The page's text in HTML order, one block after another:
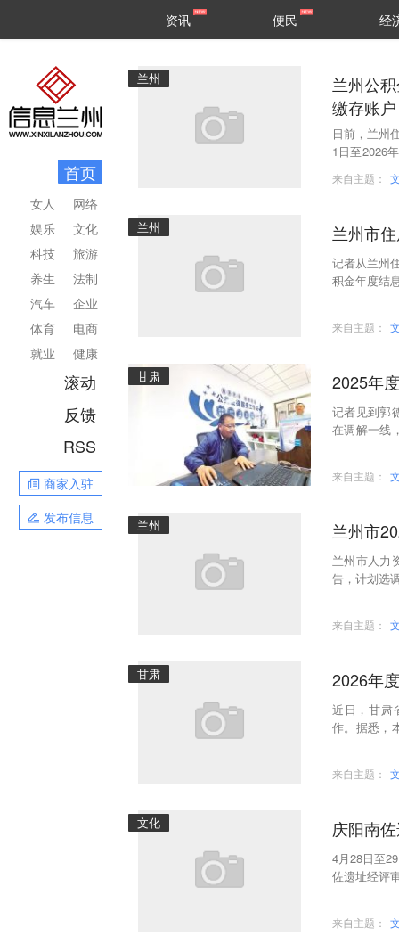
区县
资讯 便民 经
首页
网络
文化
旅游
法制
企业
电商
健康
女人
娱乐
科技
养生
汽车
体育
就业
滚动
反馈
RSS
商家入驻
发布信息
兰州
兰州公积金中
缴存账户
日前，兰州
1日至2026
来自主题：
兰州 兰州市
记者从兰州
积金年度结
来自主题：
甘肃 2025年
记者见到郭
在调解一线
来自主题：
兰州 兰州市
兰州市人力
告，计划选
来自主题：
甘肃 2026年
近日，甘肃
作。据悉，
来自主题：
文化 庆阳南
4月28日至
佐遗址经评
来自主题：